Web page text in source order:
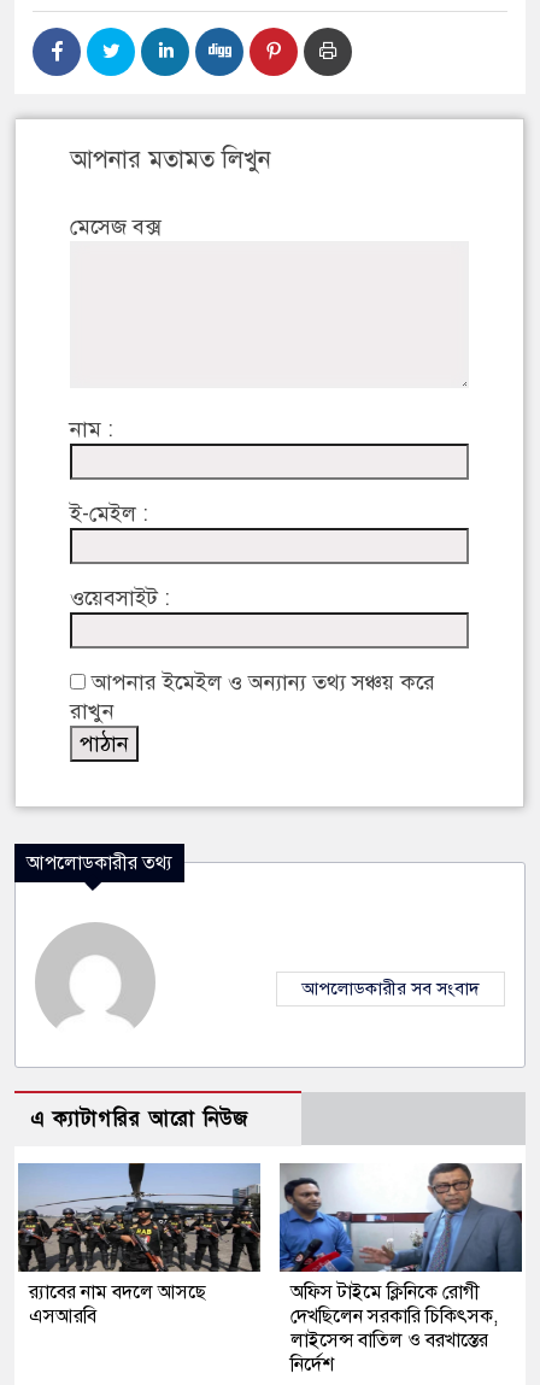
আপনার মতামত লিখুন
মেসেজ বক্স
নাম :
ই-মেইল :
ওয়েবসাইট :
আপনার ইমেইল ও অন্যান্য তথ্য সঞ্চয় করে
রাখুন
আপলোডকারীর তথ্য
আপলোডকারীর সব সংবাদ
এ ক্যাটাগরির আরো নিউজ
র‍্যাবের নাম বদলে আসছে
এসআরবি
অফিস টাইমে ক্লিনিকে রোগী
দেখছিলেন সরকারি চিকিৎসক,
লাইসেন্স বাতিল ও বরখাস্তের
নির্দেশ